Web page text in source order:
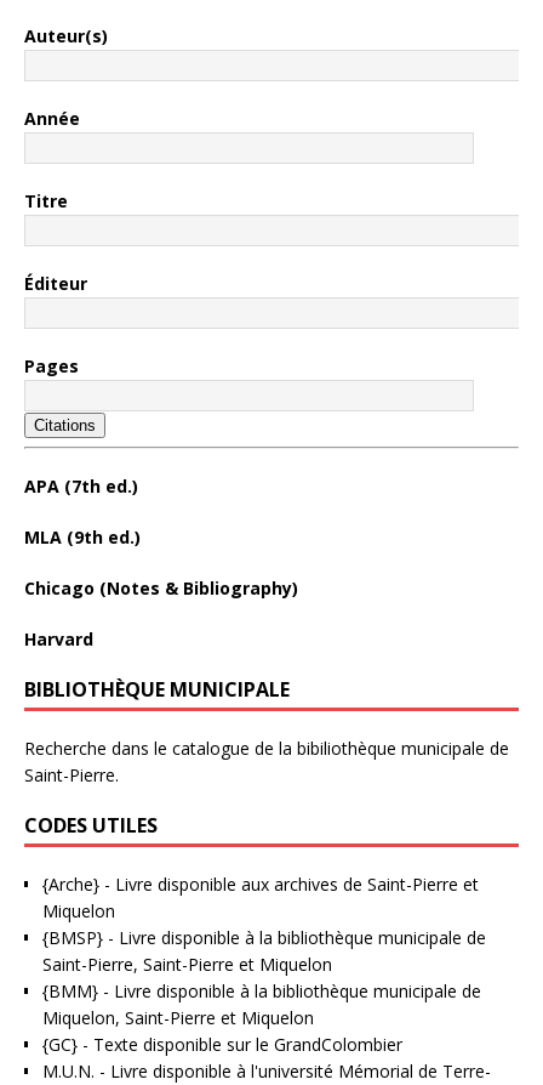
Auteur(s)
Année
Titre
Éditeur
Pages
Citations
APA (7th ed.)
MLA (9th ed.)
Chicago (Notes & Bibliography)
Harvard
BIBLIOTHÈQUE MUNICIPALE
Recherche dans le catalogue de la bibiliothèque municipale de
Saint-Pierre.
CODES UTILES
{Arche} - Livre disponible aux archives de Saint-Pierre et
Miquelon
{BMSP} - Livre disponible à la bibliothèque municipale de
Saint-Pierre, Saint-Pierre et Miquelon
{BMM} - Livre disponible à la bibliothèque municipale de
Miquelon, Saint-Pierre et Miquelon
{GC} - Texte disponible sur le GrandColombier
M.U.N. - Livre disponible à l'université Mémorial de Terre-